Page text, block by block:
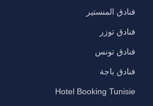
فنادق المنستير
فنادق توزر
فنادق تونس
فنادق باجة
Hotel Booking Tunisie